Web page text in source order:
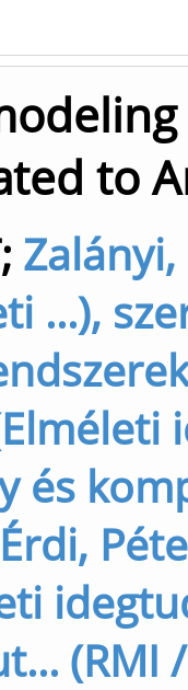
to
;
...),
és
(RMI